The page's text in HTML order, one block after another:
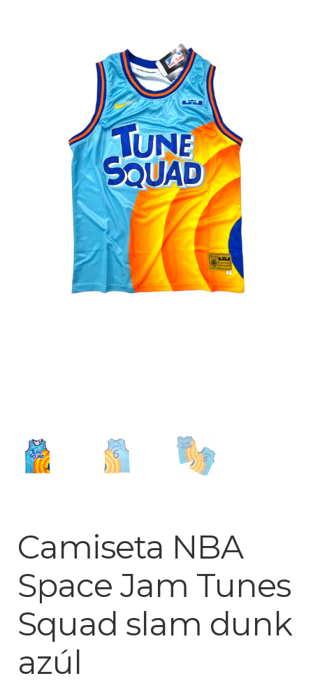
Liga Española – La Liga
Liga Francesa
Liga Italiana-Serie A
Buzos y Chaquetas
Pantalonetas y sudaderas
Otros productos
Camiseta NBA
Space Jam Tunes
Squad slam dunk
azúl